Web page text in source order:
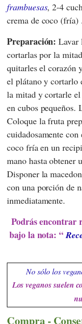
frambuesas, 2-4
crema de coco (fría) .
Preparación: Lavar
cortarlas por la
quitarles el corazón
el plátano y
la mitad y cortarle
en cubos pequeños.
Coloque la fruta
cuidadosamente
coco fría en un
mano hasta obtener
Disponer la
con una porción de
inmediatamente.
Podrás encontrar
bajo la nota: “
No sólo los
Los veganos suelen
Compra -